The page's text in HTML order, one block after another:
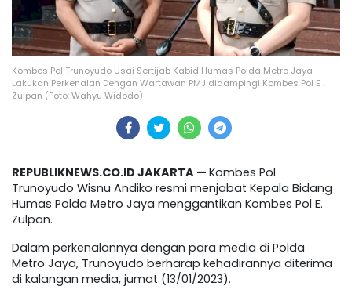
Kombes Pol Trunoyudo Usai Sertijab Kabid Humas Polda Metro Jaya
Lakukan Perkenalan Dengan Wartawan PMJ didampingi Kombes Pol E .
Zulpan (Foto: Wahyu Widodo)
REPUBLIKNEWS.CO.ID JAKARTA — Kombes Pol
Trunoyudo Wisnu Andiko resmi menjabat Kepala Bidang
Humas Polda Metro Jaya menggantikan Kombes Pol E.
Zulpan.
Dalam perkenalannya dengan para media di Polda
Metro Jaya, Trunoyudo berharap kehadirannya diterima
di kalangan media, jumat (13/01/2023).